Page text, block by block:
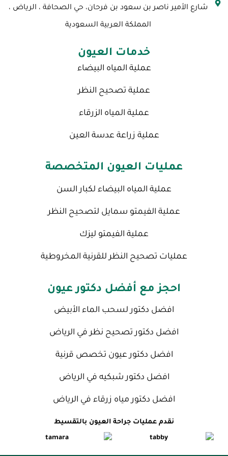
m
شارع الأمير ناصر بن سعود بن فرحان، حي الصحافة ، الرياض ،
المملكة العربية السعودية
خدمات العيون
عملية المياه البيضاء
عملية تصحيح النظر
عملية المياه الزرقاء
عملية زراعة عدسة العين
عمليات العيون المتخصصة
عملية المياه البيضاء لكبار السن
عملية الفيمتو سمايل لتصحيح النظر
عملية الفيمتو ليزك
عمليات تصحيح النظر للقرنية المخروطية
احجز مع أفضل دكتور عيون
افضل دكتور لسحب الماء الأبيض
افضل دكتور تصحيح نظر في الرياض
افضل دكتور عيون تخصص قرنية
افضل دكتور شبكيه في الرياض
افضل دكتور مياه زرقاء في الرياض
نقدم عمليات جراحة العيون بالتقسيط